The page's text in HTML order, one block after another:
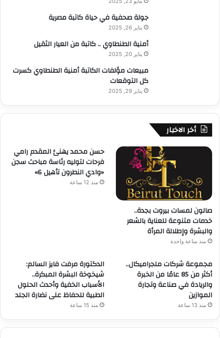
جولة صحفية في حياة كاتبة مصرية
يناير 26, 2025
أمنية الطنطاوي .. كاتبة من العيار الثقيل
يناير 20, 2025
مبيعات مؤلفات الكاتبة أمنية الطنطاوي كسرت
كل التوقعات
يناير 29, 2025
أخر الاخبار
صالون لمسات بيروت بجدة..
خدمات متنوعة للعناية بالشعر
والبشرة وإطلالة المرأة
منذ ساعة واحدة
حسن محمد يهنئ المقدم رامي
فرحات لتوليه رئاسة مباحث سجن
«وادي النطرون تأهيل 6»
منذ 12 ساعة
مجموعة شركات ملجراميكال..
أكثر من 85 عامًا من الخبرة
والريادة في صناعة وتجارة
الموازين
منذ 13 ساعة
الدكتورة مرفت فايز السالم:
شيخوخة البشرة المبكرة..
الأسباب الخفية وأحدث الحلول
الطبية للحفاظ على نضارة الجلد
منذ 15 ساعة